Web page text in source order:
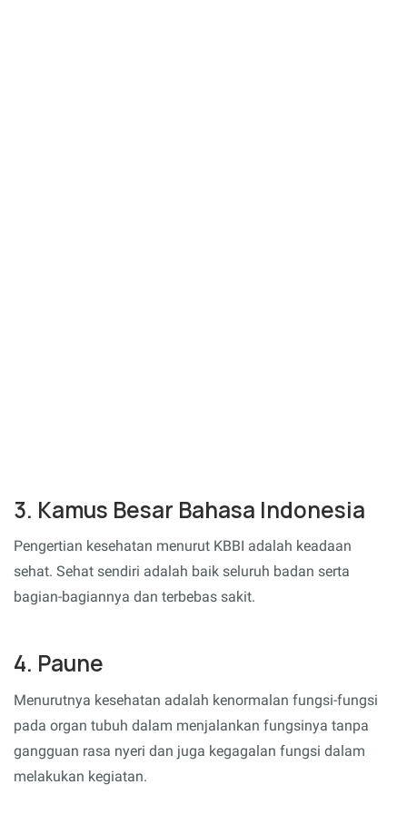
3. Kamus Besar Bahasa Indonesia
Pengertian kesehatan menurut KBBI adalah keadaan
sehat. Sehat sendiri adalah baik seluruh badan serta
bagian-bagiannya dan terbebas sakit.
4. Paune
Menurutnya kesehatan adalah kenormalan fungsi-fungsi
pada organ tubuh dalam menjalankan fungsinya tanpa
gangguan rasa nyeri dan juga kegagalan fungsi dalam
melakukan kegiatan.